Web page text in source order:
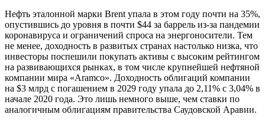
Нефть эталонной марки Brent упала в этом году почти на 35%,
опустившись до уровня в почти $44 за баррель из-за пандемии
коронавируса и ограничений спроса на энергоносители. Тем
не менее, доходность в развитых странах настолько низка, что
инвесторы поспешили покупать активы с высоким рейтингом
на развивающихся рынках, в том числе крупнейшей нефтяной
компании мира «Aramco». Доходность облигаций компании
на $3 млрд с погашением в 2029 году упала до 2,11% с 3,04% в
начале 2020 года. Это лишь немного выше, чем ставки по
аналогичным облигациям правительства Саудовской Аравии.